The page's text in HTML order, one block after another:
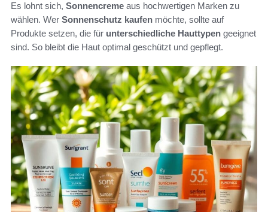
Es lohnt sich, Sonnencreme aus hochwertigen Marken zu
wählen. Wer Sonnenschutz kaufen möchte, sollte auf
Produkte setzen, die für unterschiedliche Hauttypen geeignet
sind. So bleibt die Haut optimal geschützt und gepflegt.